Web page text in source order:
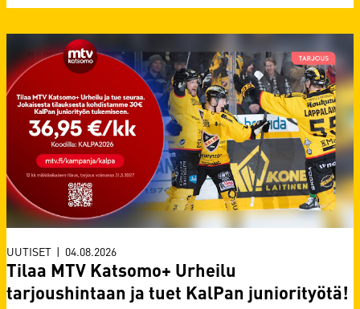
Tilaa MTV Katsomo+ Urheilu
tarjoushintaan ja tuet KalPan juniorityötä!
UUTISET | 04.08.2026